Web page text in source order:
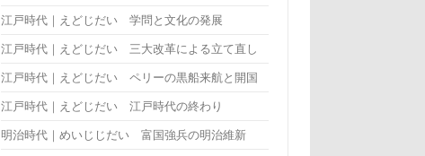
江戸時代｜えどじだい 学問と文化の発展
江戸時代｜えどじだい 三大改革による立て直し
江戸時代｜えどじだい ペリーの黒船来航と開国
江戸時代｜えどじだい 江戸時代の終わり
明治時代｜めいじじだい 富国強兵の明治維新